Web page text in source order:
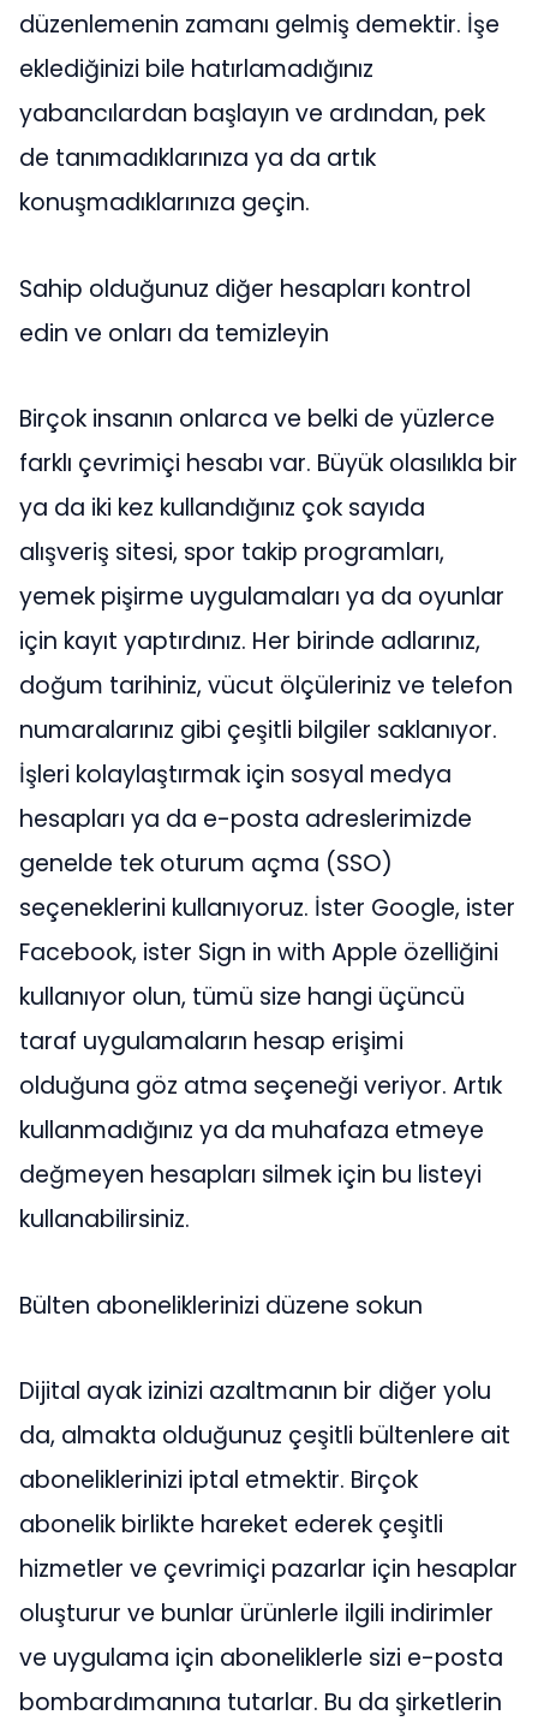
düzenlemenin zamanı gelmiş demektir. İşe
eklediğinizi bile hatırlamadığınız
yabancılardan başlayın ve ardından, pek
de tanımadıklarınıza ya da artık
konuşmadıklarınıza geçin.
Sahip olduğunuz diğer hesapları kontrol
edin ve onları da temizleyin
Birçok insanın onlarca ve belki de yüzlerce
farklı çevrimiçi hesabı var. Büyük olasılıkla bir
ya da iki kez kullandığınız çok sayıda
alışveriş sitesi, spor takip programları,
yemek pişirme uygulamaları ya da oyunlar
için kayıt yaptırdınız. Her birinde adlarınız,
doğum tarihiniz, vücut ölçüleriniz ve telefon
numaralarınız gibi çeşitli bilgiler saklanıyor.
İşleri kolaylaştırmak için sosyal medya
hesapları ya da e-posta adreslerimizde
genelde tek oturum açma (SSO)
seçeneklerini kullanıyoruz. İster Google, ister
Facebook, ister Sign in with Apple özelliğini
kullanıyor olun, tümü size hangi üçüncü
taraf uygulamaların hesap erişimi
olduğuna göz atma seçeneği veriyor. Artık
kullanmadığınız ya da muhafaza etmeye
değmeyen hesapları silmek için bu listeyi
kullanabilirsiniz.
Bülten aboneliklerinizi düzene sokun
Dijital ayak izinizi azaltmanın bir diğer yolu
da, almakta olduğunuz çeşitli bültenlere ait
aboneliklerinizi iptal etmektir. Birçok
abonelik birlikte hareket ederek çeşitli
hizmetler ve çevrimiçi pazarlar için hesaplar
oluşturur ve bunlar ürünlerle ilgili indirimler
ve uygulama için aboneliklerle sizi e-posta
bombardımanına tutarlar. Bu da şirketlerin